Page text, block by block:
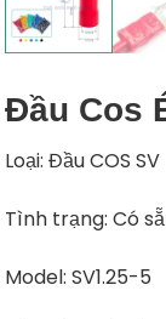
Đầu Cos
Loại: Đầu COS SV
Tình trạng: Có
Model: SV1.25-5